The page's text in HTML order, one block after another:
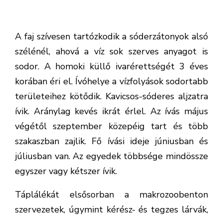
A faj szívesen tartózkodik a sóderzátonyok alsó
szélénél, ahová a víz sok szerves anyagot is
sodor. A homoki küllő ivarérettségét 3 éves
korában éri el. Ívóhelye a vízfolyások sodortabb
területeihez kötődik. Kavicsos-sóderes aljzatra
ívik. Aránylag kevés ikrát érlel. Az ívás május
végétől szeptember közepéig tart és több
szakaszban zajlik. Fő ívási ideje júniusban és
júliusban van. Az egyedek többsége mindössze
egyszer vagy kétszer ívik.
Táplálékát elsősorban a makrozoobenton
szervezetek, úgymint kérész- és tegzes lárvák,